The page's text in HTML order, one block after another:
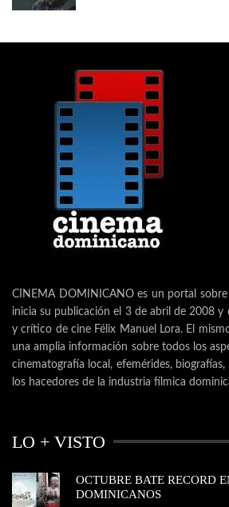
CINEMA DOMINICANO es un portal
inicia su publicación el 3 de abril de 2008 y
y crítico de cine Félix Manuel Lora. El
una amplia información sobre todos los
cinematografía local, efemérides,
los hacedores de la industria fílmica
LO + VISTO
OCTUBRE BATE RECORD
DOMINICANOS